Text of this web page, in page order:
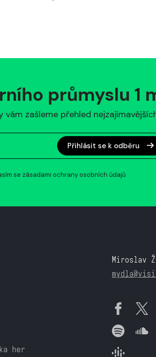
průmyslu 1
zašleme přehled
Přihlásit se k odběru
se zásadami ochrany osobních údajů
her
Miroslav